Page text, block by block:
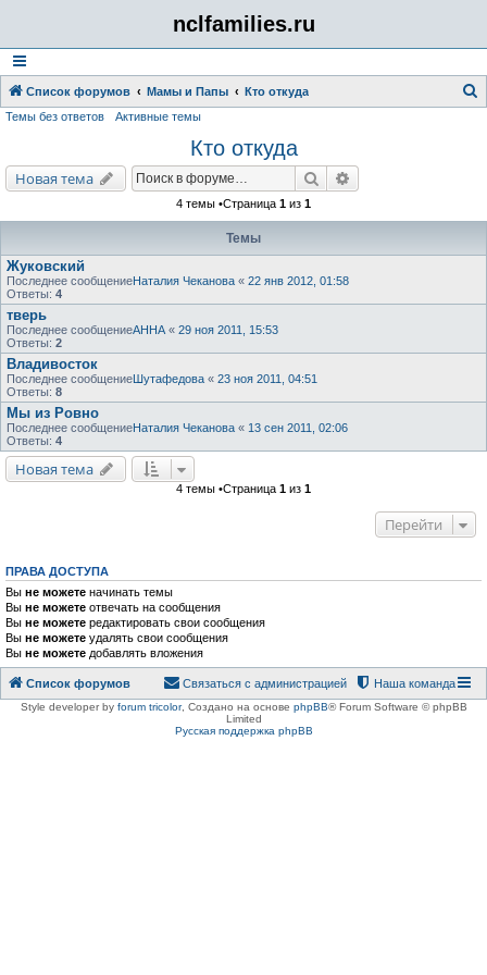
nclfamilies.ru
Список форумов Мамы и Папы Кто откуда
Темы без ответов Активные темы
Кто откуда
Новая тема Поиск
4 темы •Страница 1 из 1
Темы
Жуковский
Последнее сообщениеНаталия Чеканова « 22 янв 2012, 01:58
Ответы: 4
тверь
Последнее сообщениеAHHA « 29 ноя 2011, 15:53
Ответы: 2
Владивосток
Последнее сообщениеШутафедова « 23 ноя 2011, 04:51
Ответы: 8
Мы из Ровно
Последнее сообщениеНаталия Чеканова « 13 сен 2011, 02:06
Ответы: 4
Новая тема
4 темы •Страница 1 из 1
Перейти
ПРАВА ДОСТУПА
Вы не можете начинать темы
Вы не можете отвечать на сообщения
Вы не можете редактировать свои сообщения
Вы не можете удалять свои сообщения
Вы не можете добавлять вложения
Список форумов Наша команда
Связаться с администрацией
Style developer by forum tricolor, Создано на основе phpBB® Forum Software © phpBB
Limited
Русская поддержка phpBB